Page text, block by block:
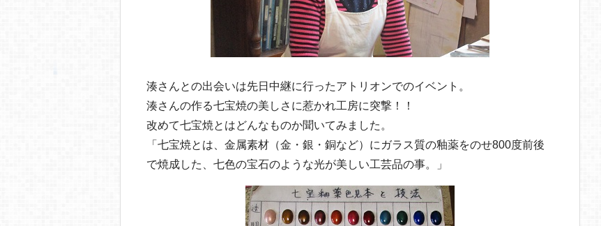
湊さんとの出会いは先日中継に行ったアトリオンでのイベント。
湊さんの作る七宝焼の美しさに惹かれ工房に突撃！！
改めて七宝焼とはどんなものか聞いてみました。
「七宝焼とは、金属素材（金・銀・銅など）にガラス質の釉薬をのせ800度前後
で焼成した、七色の宝石のような光が美しい工芸品の事。」